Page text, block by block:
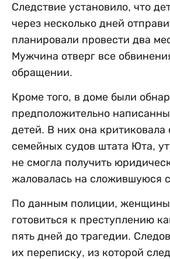
Следствие установило, что
через несколько дней
планировали провести два
Мужчина отверг все
обращении.
Кроме того, в доме были
предположительно
детей. В них она критиковала
семейных судов штата Юта,
не смогла получить
жаловалась на сложившуюся
По данным полиции, женщины
готовиться к преступлению
пять дней до трагедии.
их переписку, из которой